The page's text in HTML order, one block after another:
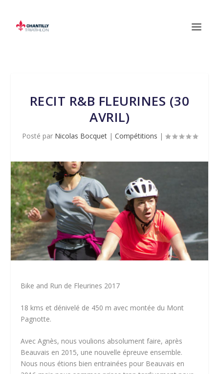
RECIT R&B FLEURINES (30
AVRIL)
Posté par Nicolas Bocquet| Compétitions |
Bike and Run de Fleurines 2017
18 kms et dénivelé de 450 m avec montée du Mont
Pagnotte.
Avec Agnès, nous voulions absolument faire, après
Beauvais en 2015, une nouvelle épreuve ensemble.
Nous nous étions bien entrainées pour Beauvais en